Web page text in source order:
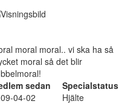
moral moral.. vi ska ha så
moral så det blir
sedan
Specialstatus
04-02
Hjälte